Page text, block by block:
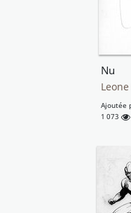
Nu
Ajoutée
1 073